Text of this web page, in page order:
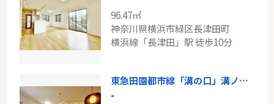
96.47㎡
神奈川県横浜市緑区長津田町
横浜線「長津田」駅 徒歩10分
東急田園都市線「溝の口」溝ノ口サンビューハイツ
-